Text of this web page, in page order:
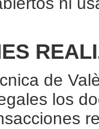
de
los